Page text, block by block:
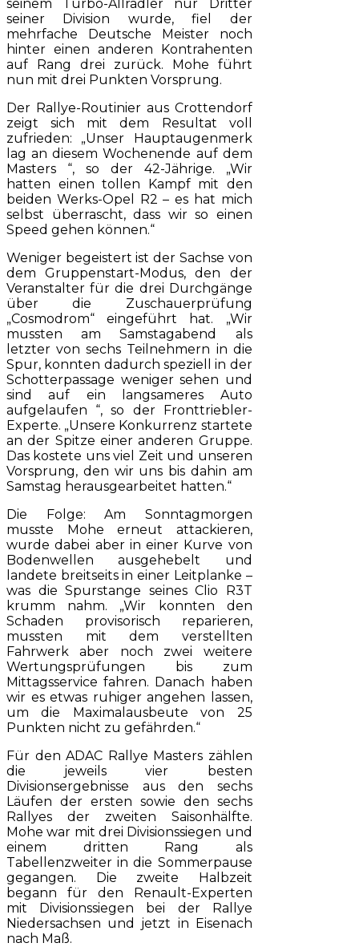
seinem Turbo-Allradler nur Dritter
seiner Division wurde, fiel der
mehrfache Deutsche Meister noch
hinter einen anderen Kontrahenten
auf Rang drei zurück. Mohe führt
nun mit drei Punkten Vorsprung.
Der Rallye-Routinier aus Crottendorf
zeigt sich mit dem Resultat voll
zufrieden: „Unser Hauptaugenmerk
lag an diesem Wochenende auf dem
Masters “, so der 42-Jährige. „Wir
hatten einen tollen Kampf mit den
beiden Werks-Opel R2 – es hat mich
selbst überrascht, dass wir so einen
Speed gehen können.“
Weniger begeistert ist der Sachse von
dem Gruppenstart-Modus, den der
Veranstalter für die drei Durchgänge
über die Zuschauerprüfung
„Cosmodrom“ eingeführt hat. „Wir
mussten am Samstagabend als
letzter von sechs Teilnehmern in die
Spur, konnten dadurch speziell in der
Schotterpassage weniger sehen und
sind auf ein langsameres Auto
aufgelaufen “, so der Fronttriebler-
Experte. „Unsere Konkurrenz startete
an der Spitze einer anderen Gruppe.
Das kostete uns viel Zeit und unseren
Vorsprung, den wir uns bis dahin am
Samstag herausgearbeitet hatten.“
Die Folge: Am Sonntagmorgen
musste Mohe erneut attackieren,
wurde dabei aber in einer Kurve von
Bodenwellen ausgehebelt und
landete breitseits in einer Leitplanke –
was die Spurstange seines Clio R3T
krumm nahm. „Wir konnten den
Schaden provisorisch reparieren,
mussten mit dem verstellten
Fahrwerk aber noch zwei weitere
Wertungsprüfungen bis zum
Mittagsservice fahren. Danach haben
wir es etwas ruhiger angehen lassen,
um die Maximalausbeute von 25
Punkten nicht zu gefährden.“
Für den ADAC Rallye Masters zählen
die jeweils vier besten
Divisionsergebnisse aus den sechs
Läufen der ersten sowie den sechs
Rallyes der zweiten Saisonhälfte.
Mohe war mit drei Divisionssiegen und
einem dritten Rang als
Tabellenzweiter in die Sommerpause
gegangen. Die zweite Halbzeit
begann für den Renault-Experten
mit Divisionssiegen bei der Rallye
Niedersachsen und jetzt in Eisenach
nach Maß.